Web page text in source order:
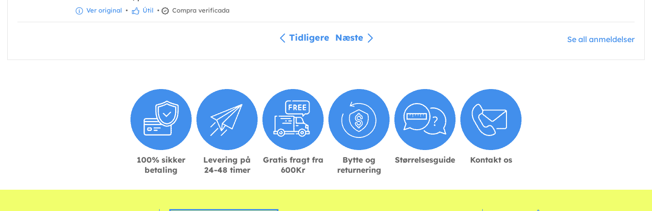
Ver original • Útil • Compra verificada
Tidligere Næste Se all anmeldelser
100% sikker
betaling
Levering på
24-48 timer
Gratis fragt fra
600Kr
Bytte og
returnering
Størrelsesguide Kontakt os